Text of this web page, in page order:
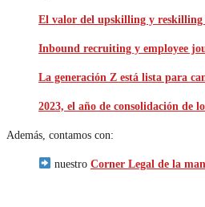
El valor del upskilling y reskilling
Inbound recruiting y employee
La generación Z está lista para
2023, el año de consolidación de
Además, contamos con:
nuestro Corner Legal de la